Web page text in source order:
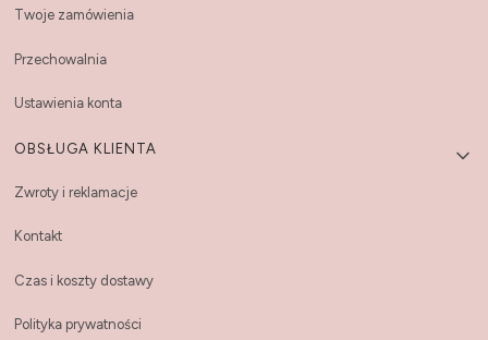
Twoje zamówienia
Przechowalnia
Ustawienia konta
OBSŁUGA KLIENTA
Zwroty i reklamacje
Kontakt
Czas i koszty dostawy
Polityka prywatności